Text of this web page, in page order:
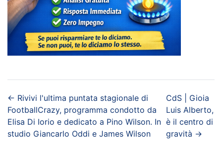
← Rivivi l'ultima puntata stagionale di
FootballCrazy, programma condotto da
Elisa Di Iorio e dedicato a Pino Wilson. In
studio Giancarlo Oddi e James Wilson
CdS | Gioia
Luis Alberto,
è il centro di
gravità →